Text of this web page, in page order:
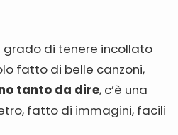
grado di tenere incollato
fatto di belle canzoni,
tanto da dire, c’è una
fatto di immagini, facili